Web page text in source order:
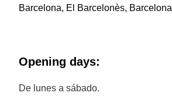
Barcelona, El Barcelonès, Barcelona
Opening days:
De lunes a sábado.